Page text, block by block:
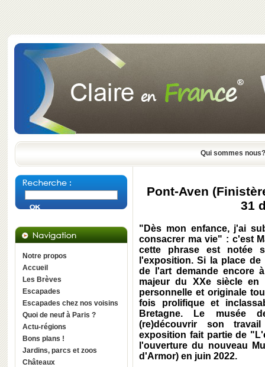
Qui sommes nous?
Notre propos
Accueil
Les Brèves
Escapades
Escapades chez nos voisins
Quoi de neuf à Paris ?
Actu-régions
Bons plans !
Jardins, parcs et zoos
Châteaux
Pont-Aven
31
"Dès mon enfance, j'ai
consacrer ma vie" : c'est
cette phrase est notée
l'exposition. Si la place
de l'art demande encore
majeur du XXe siècle
personnelle et originale
fois prolifique et
Bretagne. Le musée
(re)découvrir son
exposition fait partie de
l'ouverture du nouveau
d'Armor) en juin 2022.